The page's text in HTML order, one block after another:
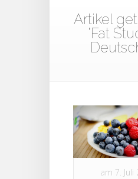
Artikel
"Fat
am 7. Juli